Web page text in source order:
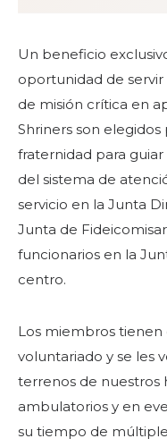
Un beneficio
oportunidad de servir
de misión crítica en
Shriners son
fraternidad para
del sistema de
servicio en la Junta
Junta de
funcionarios en la
centro.
Los miembros tienen
voluntariado y se les
terrenos de nuestros
ambulatorios y en
su tiempo de